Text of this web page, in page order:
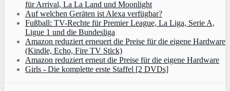
für Arrival, La La Land und Moonlight
Auf welchen Geräten ist Alexa verfügbar?
Fußball: TV-Rechte für Premier League, La Liga, Serie A,
Ligue 1 und die Bundesliga
Amazon reduziert erneuert die Preise für die eigene Hardware
(Kindle, Echo, Fire TV Stick)
Amazon reduziert erneut die Preise für die eigene Hardware
Girls - Die komplette erste Staffel [2 DVDs]